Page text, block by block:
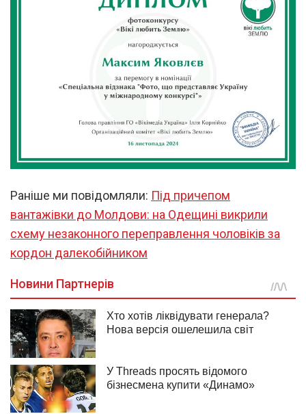
Раніше ми повідомляли: Під причепом
вантажівки до Молдови: на Одещині викрили
схему незаконного переправлення чоловіків за
кордон далекобійником